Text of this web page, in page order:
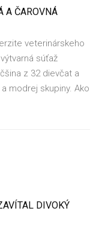
A ČAROVNÁ
veterinárskeho
súťaž
z 32 dievčat a
modrej skupiny. Ako
DIVOKÝ